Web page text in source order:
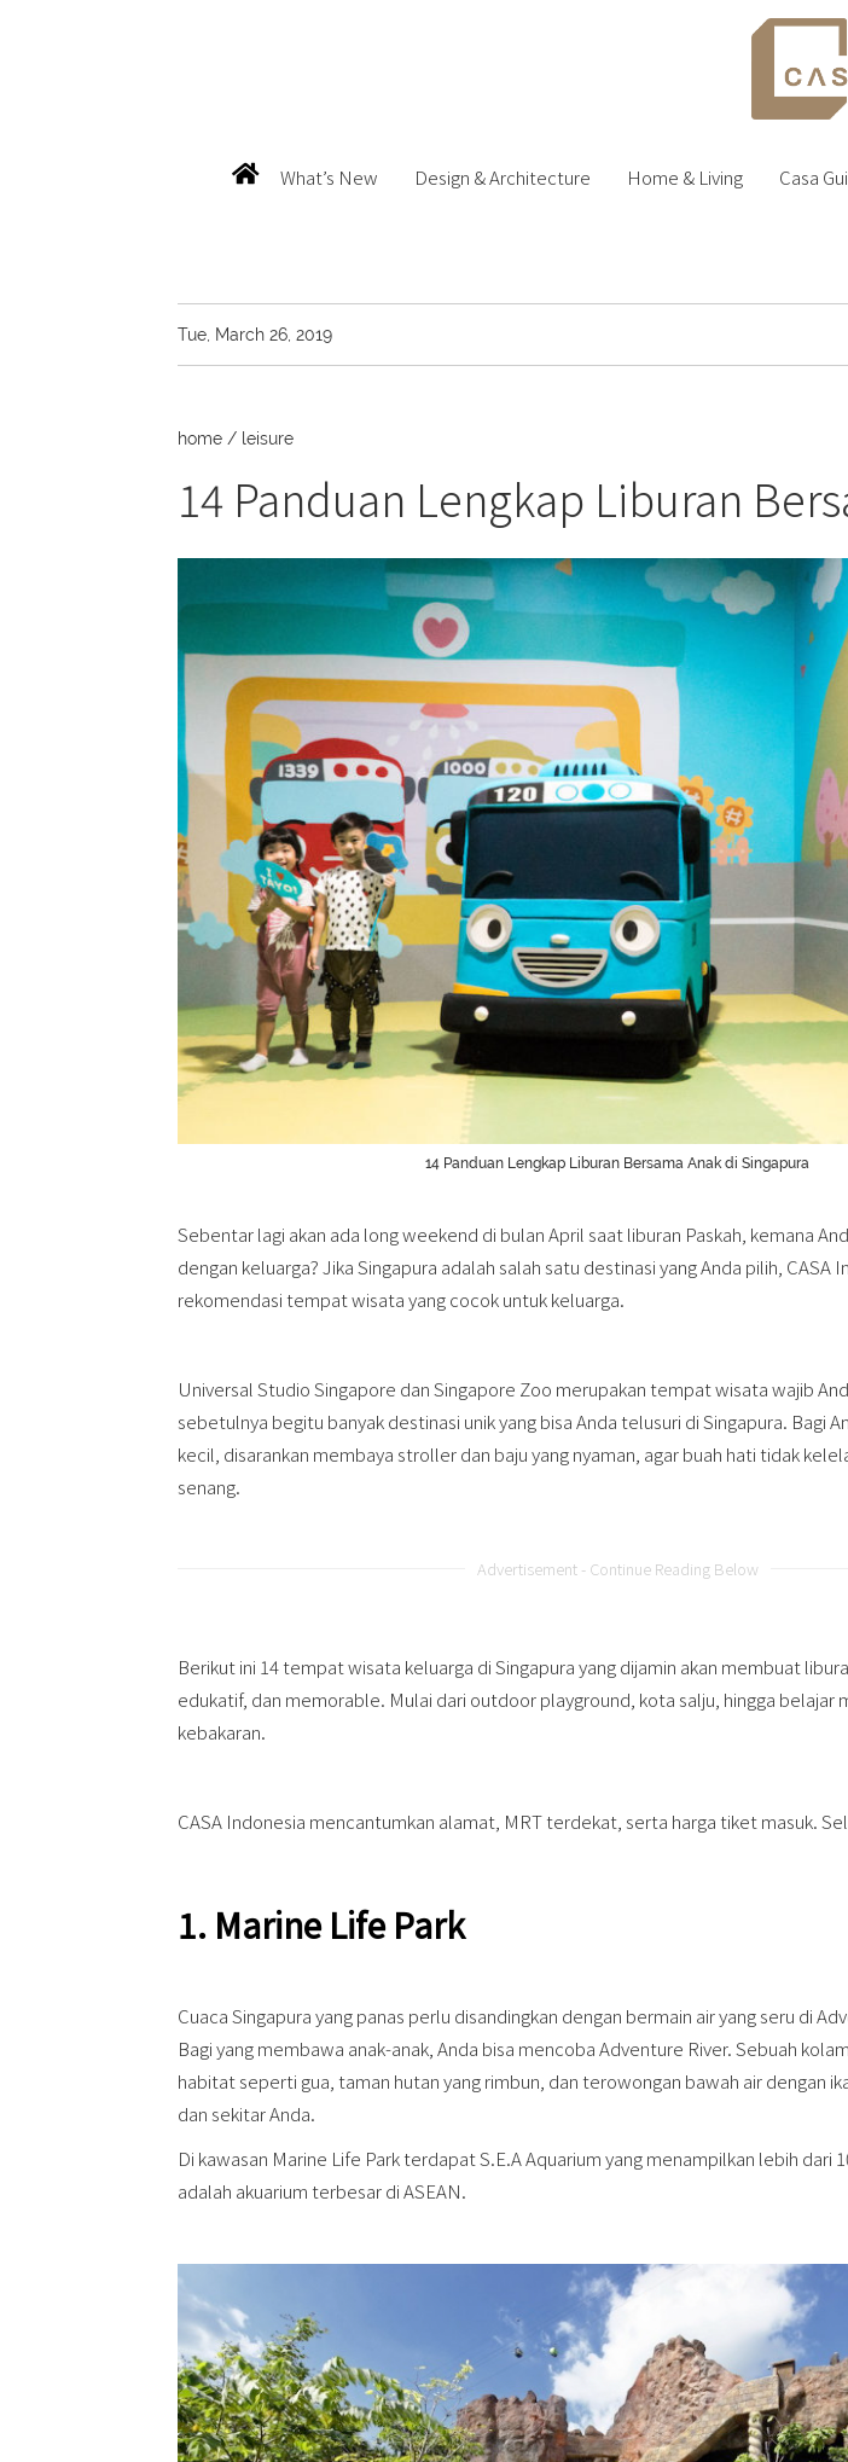
What’s New Design & Architecture Home & Living Casa
Tue, March 26, 2019
home / leisure
14 Panduan Lengkap Liburan
14 Panduan Lengkap Liburan Bersama Anak di Singapura
Sebentar lagi akan ada long weekend di bulan April saat liburan Paskah, kemana
dengan keluarga? Jika Singapura adalah salah satu destinasi yang Anda pilih, CASA
rekomendasi tempat wisata yang cocok untuk keluarga.
Universal Studio Singapore dan Singapore Zoo merupakan tempat wisata wajib
sebetulnya begitu banyak destinasi unik yang bisa Anda telusuri di Singapura. Bagi
kecil, disarankan membaya stroller dan baju yang nyaman, agar buah hati tidak
senang.
Advertisement - Continue Reading Below
Berikut ini 14 tempat wisata keluarga di Singapura yang dijamin akan membuat
edukatif, dan memorable. Mulai dari outdoor playground, kota salju, hingga belajar
kebakaran.
CASA Indonesia mencantumkan alamat, MRT terdekat, serta harga tiket masuk.
1. Marine Life Park
Cuaca Singapura yang panas perlu disandingkan dengan bermain air yang seru di
Bagi yang membawa anak-anak, Anda bisa mencoba Adventure River. Sebuah
habitat seperti gua, taman hutan yang rimbun, dan terowongan bawah air dengan
dan sekitar Anda.
Di kawasan Marine Life Park terdapat S.E.A Aquarium yang menampilkan lebih dari
adalah akuarium terbesar di ASEAN.